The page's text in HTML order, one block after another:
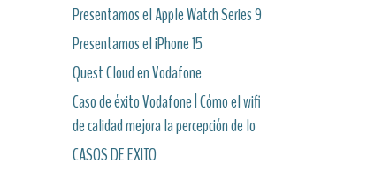
Presentamos el Apple Watch Series 9
Presentamos el iPhone 15
Quest Cloud en Vodafone
Caso de éxito Vodafone | Cómo el wifi
de calidad mejora la percepción de lo
CASOS DE EXITO